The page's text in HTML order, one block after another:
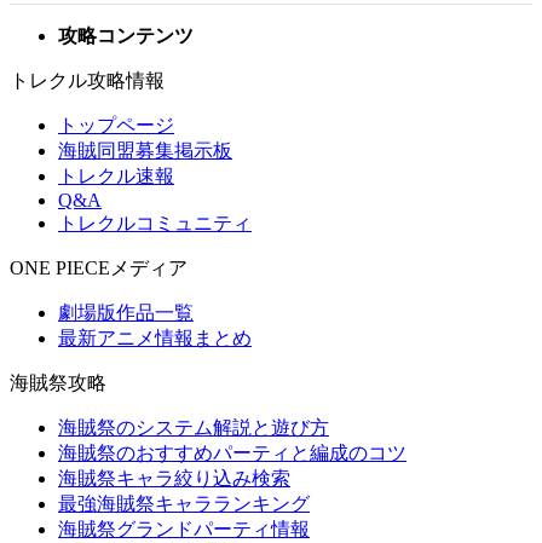
攻略コンテンツ
トレクル攻略情報
トップページ
海賊同盟募集掲示板
トレクル速報
Q&A
トレクルコミュニティ
ONE PIECEメディア
劇場版作品一覧
最新アニメ情報まとめ
海賊祭攻略
海賊祭のシステム解説と遊び方
海賊祭のおすすめパーティと編成のコツ
海賊祭キャラ絞り込み検索
最強海賊祭キャラランキング
海賊祭グランドパーティ情報